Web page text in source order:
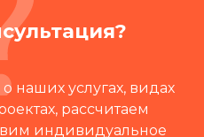
наших услугах, видах
рассчитаем
индивидуальное